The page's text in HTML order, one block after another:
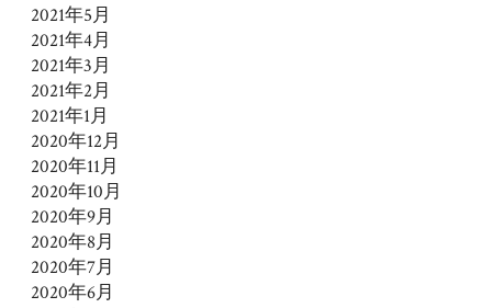
2021年5月
2021年4月
2021年3月
2021年2月
2021年1月
2020年12月
2020年11月
2020年10月
2020年9月
2020年8月
2020年7月
2020年6月